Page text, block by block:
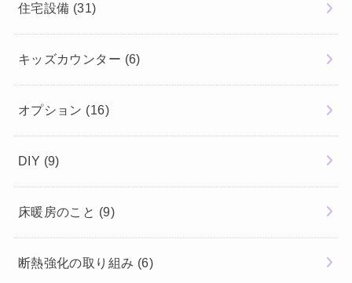
住宅設備 (31)
キッズカウンター (6)
オプション (16)
DIY (9)
床暖房のこと (9)
断熱強化の取り組み (6)